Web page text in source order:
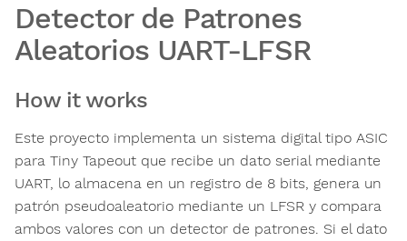
Detector de Patrones
Aleatorios UART-LFSR
How it works
Este proyecto implementa un sistema digital tipo ASIC
para Tiny Tapeout que recibe un dato serial mediante
UART, lo almacena en un registro de 8 bits, genera un
patrón pseudoaleatorio mediante un LFSR y compara
ambos valores con un detector de patrones. Si el dato